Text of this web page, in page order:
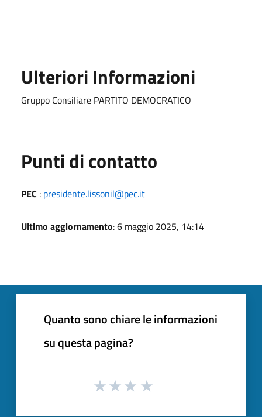
Ulteriori Informazioni
Gruppo Consiliare PARTITO DEMOCRATICO
Punti di contatto
PEC : presidente.lissonil@pec.it
Ultimo aggiornamento: 6 maggio 2025, 14:14
Quanto sono chiare le informazioni
su questa pagina?